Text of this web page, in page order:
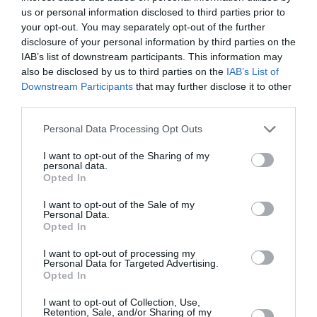
us or personal information disclosed to third parties prior to
your opt-out. You may separately opt-out of the further
disclosure of your personal information by third parties on the
IAB’s list of downstream participants. This information may
also be disclosed by us to third parties on the IAB’s List of
Downstream Participants that may further disclose it to other
Personal Data Processing Opt Outs
I want to opt-out of the Sharing of my
personal data.
Opted In
I want to opt-out of the Sale of my
Personal Data.
Opted In
I want to opt-out of processing my
Personal Data for Targeted Advertising.
Opted In
I want to opt-out of Collection, Use,
Retention, Sale, and/or Sharing of my
C’est une infidélité impardonnable. 😉
RÉPONDRE
serait finalement livré qu’en avril 2027 au lieu de fin 2026, ce
qui a repoussé le lancement de la ligne directe Sydney-
Londres, désormais prévu au mois d’octobre 2027.
plus de Sydney, comme futurs hubs pour ses vols directs
vers Londres et New York. Mais la dernière annonce de la
La compagnie estime qu’en 2025, plus de 12 000 passagers
voyageaient chaque semaine entre Sydney et Londres, tous
sens confondus, contre 7 500 sur la liaison Melbourne–
empruntaient chaque semaine la route Sydney–New York la